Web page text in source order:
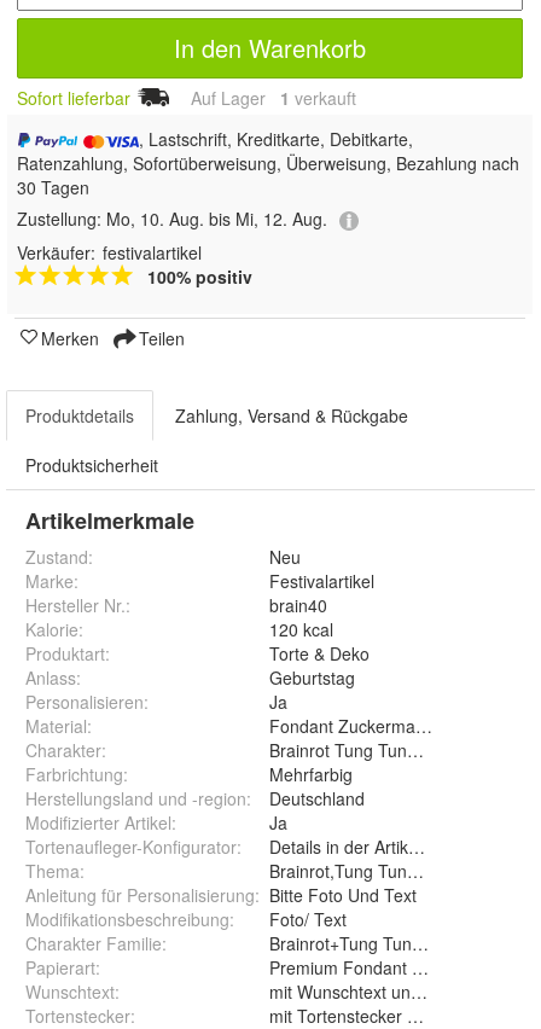
In den Warenkorb
Sofort lieferbar Auf Lager 1 verkauft
, Lastschrift, Kreditkarte, Debitkarte,
Ratenzahlung, Sofortüberweisung, Überweisung, Bezahlung nach
30 Tagen
Zustellung: Mo, 10. Aug. bis Mi, 12. Aug.
Verkäufer: festivalartikel
100% positiv
Merken Teilen
Produktdetails Zahlung, Versand & Rückgabe
Produktsicherheit
Artikelmerkmale
Zustand:
Neu
Marke:
Festivalartikel
Hersteller Nr.:
brain40
Kalorie:
120 kcal
Produktart:
Torte & Deko
Anlass:
Geburtstag
Personalisieren:
Ja
Material:
Fondant Zuckermasse Oblate
Charakter:
Farbrichtung:
Mehrfarbig
Herstellungsland und -region:
Deutschland
Modifizierter Artikel:
Ja
Tortenaufleger-Konfigurator:
Details in der Artikelbeschreibung
Thema:
Brainrot,Tung Tung Tung
Anleitung für Personalisierung: Bitte Foto Und Text
Modifikationsbeschreibung:
Foto/ Text
Charakter Familie:
Brainrot+Tung Tung Tung
Papierart:
Wunschtext:
mit Wunschtext und ohne
Tortenstecker: